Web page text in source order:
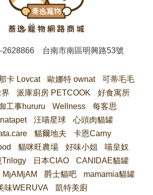
2628866 台南市南區明興路53號
卡 Lovcat 歐娜特 ownat
可蒂毛毛
派庫廚房 PETCOOK
好食寓所
工事hururu Wellness
每客思
汪喵星球
心頭肉貓罐
貓爾地夫
卡恩Carny
貓咪旺農場 好味小姐
喵皇奴
Trilogy 日本CIAO
CANIDAE貓罐
MjAMjAM 爵士貓吧
mamamia貓罐
味WERUVA
凱特美廚